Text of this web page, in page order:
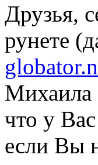
Друзья,
рунете
globator.
Михаила
что у
если Вы